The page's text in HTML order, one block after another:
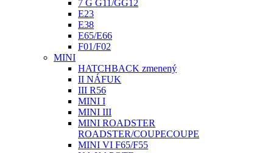
7 G G11/GG12
E23
E38
E65/E66
F01/F02
MINI
HATCHBACK zmenený
II NÁFUK
III R56
MINI I
MINI III
MINI ROADSTER
ROADSTER/COUPECOUPE
MINI VI F65/F55